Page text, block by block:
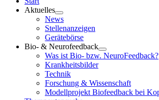
Aktuelles
News
Stellenanzeigen
Gerätebörse
Bio- & Neurofeedback
Was ist Bio- bzw. NeuroFeedback?
Krankheitsbilder
Technik
Forschung & Wissenschaft
Modellprojekt Biofeedback bei